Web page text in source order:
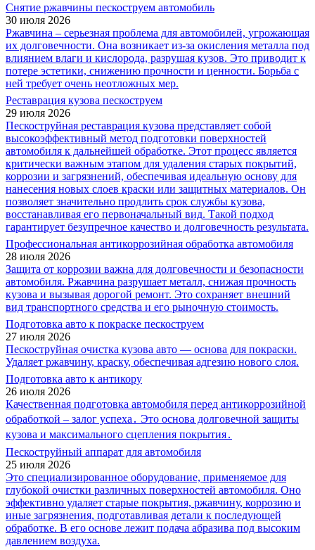
Снятие ржавчины пескоструем автомобиль
30 июля 2026
Ржавчина – серьезная проблема для автомобилей, угрожающая
их долговечности. Она возникает из-за окисления металла под
влиянием влаги и кислорода, разрушая кузов. Это приводит к
потере эстетики, снижению прочности и ценности. Борьба с
ней требует очень неотложных мер.
Реставрация кузова пескоструем
29 июля 2026
Пескоструйная реставрация кузова представляет собой
высокоэффективный метод подготовки поверхностей
автомобиля к дальнейшей обработке. Этот процесс является
критически важным этапом для удаления старых покрытий,
коррозии и загрязнений, обеспечивая идеальную основу для
нанесения новых слоев краски или защитных материалов. Он
позволяет значительно продлить срок службы кузова,
восстанавливая его первоначальный вид. Такой подход
гарантирует безупречное качество и долговечность результата.
Профессиональная антикоррозийная обработка автомобиля
28 июля 2026
Защита от коррозии важна для долговечности и безопасности
автомобиля. Ржавчина разрушает металл, снижая прочность
кузова и вызывая дорогой ремонт. Это сохраняет внешний
вид транспортного средства и его рыночную стоимость.
Подготовка авто к покраске пескоструем
27 июля 2026
Пескоструйная очистка кузова авто — основа для покраски.
Удаляет ржавчину, краску, обеспечивая адгезию нового слоя.
Подготовка авто к антикору
26 июля 2026
Качественная подготовка автомобиля перед антикоррозийной
обработкой – залог успеха․ Это основа долговечной защиты
кузова и максимального сцепления покрытия․
Пескоструйный аппарат для автомобиля
25 июля 2026
Это специализированное оборудование, применяемое для
глубокой очистки различных поверхностей автомобиля. Оно
эффективно удаляет старые покрытия, ржавчину, коррозию и
иные загрязнения, подготавливая детали к последующей
обработке. В его основе лежит подача абразива под высоким
давлением воздуха.